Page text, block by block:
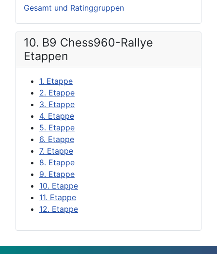
Gesamt und Ratinggruppen
10. B9 Chess960-Rallye
Etappen
1. Etappe
2. Etappe
3. Etappe
4. Etappe
5. Etappe
6. Etappe
7. Etappe
8. Etappe
9. Etappe
10. Etappe
11. Etappe
12. Etappe